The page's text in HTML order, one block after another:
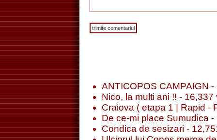
ANTICOPOS CAMPAIGN -
Nico, la multi ani !! - 16,337
Craiova ( etapa 1 | Rapid -
De ce-mi place Sumudica -
Condica de sesizari -